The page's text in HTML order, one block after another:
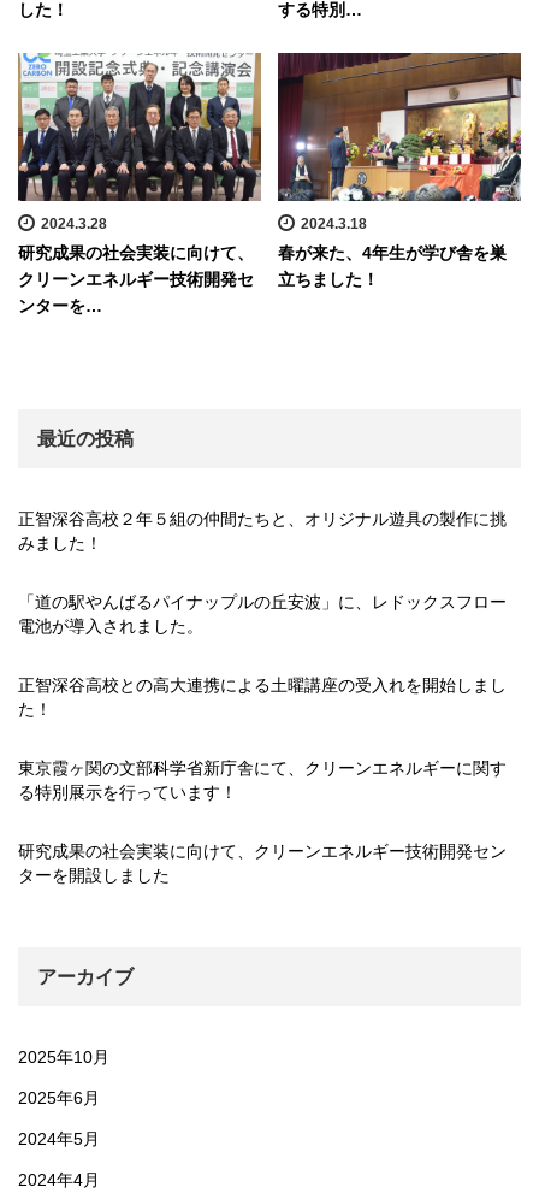
した！ する特別…
2024.3.28
研究成果の社会実装に向けて、
クリーンエネルギー技術開発セ
ンターを…
2024.3.18
春が来た、4年生が学び舎を巣
立ちました！
最近の投稿
正智深谷高校２年５組の仲間たちと、オリジナル遊具の製作に挑
みました！
「道の駅やんばるパイナップルの丘安波」に、レドックスフロー
電池が導入されました。
正智深谷高校との高大連携による土曜講座の受入れを開始しまし
た！
東京霞ヶ関の文部科学省新庁舎にて、クリーンエネルギーに関す
る特別展示を行っています！
研究成果の社会実装に向けて、クリーンエネルギー技術開発セン
ターを開設しました
アーカイブ
2025年10月
2025年6月
2024年5月
2024年4月